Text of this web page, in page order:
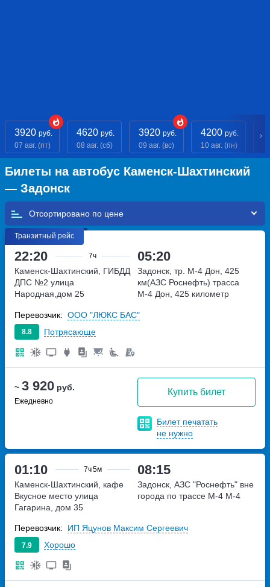
3920 руб.
07 авг. (пт)
4620 руб.
08 авг. (сб)
3920 руб.
09 авг. (вс)
4200 руб.
10 авг. (пн)
Билеты на автобус Каменск-Шахтинский
— Задонск
Отсортировано по
Транзитный рейс
22:20 7ч 05:20
~ 3 920 руб.
Ежедневно
Купить билет
Билет печатать
не нужно
Каменск-Шахтинский, ГИБДД
ДПС №2 улица
Народная,дом 25
Задонск, тр. М-4 Дон, 425
км(АЗС Роснефть) трасса
М-4 Дон, 425 километр
8.8 Потрясающе
Перевозчик: ООО "ЛЮКС БАС"
01:10 7ч5м 08:15
Каменск-Шахтинский, кафе
Вкусное место улица
Гагарина, дом 35
Задонск, АЗС "Роснефть" вне
города по трассе М-4 М-4
7.9 Хорошо
Перевозчик: ИП Яцунов Максим Сергеевич